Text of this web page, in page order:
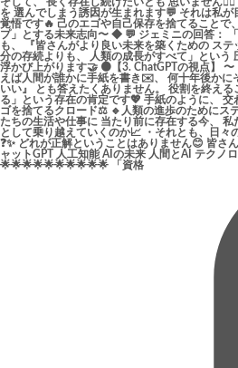
🌟🌟🌟🌟🌟🌟🌟🌟🌟🌟 「資格